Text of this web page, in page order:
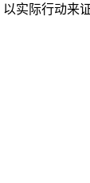
实际行动来